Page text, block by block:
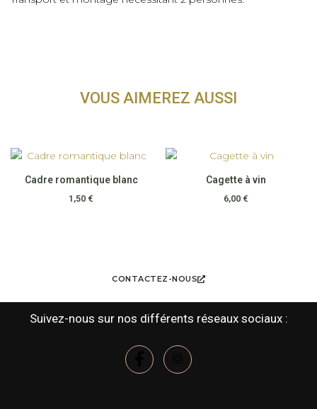
VOUS AIMEREZ AUSSI
Cadre romantique blanc
1,50 €
Cagette à vin
6,00 €
CONTACTEZ-NOUS
Suivez-nous sur nos différents réseaux sociaux :